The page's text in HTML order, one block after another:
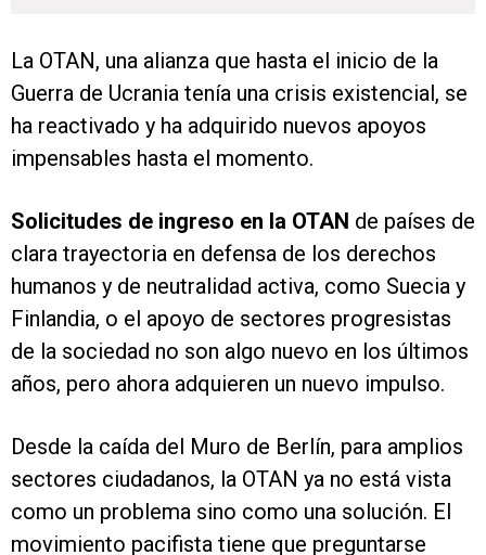
La OTAN, una alianza que hasta el inicio de la
Guerra de Ucrania tenía una crisis existencial, se
ha reactivado y ha adquirido nuevos apoyos
impensables hasta el momento.
Solicitudes de ingreso en la OTAN de países de
clara trayectoria en defensa de los derechos
humanos y de neutralidad activa, como Suecia y
Finlandia, o el apoyo de sectores progresistas
de la sociedad no son algo nuevo en los últimos
años, pero ahora adquieren un nuevo impulso.
Desde la caída del Muro de Berlín, para amplios
sectores ciudadanos, la OTAN ya no está vista
como un problema sino como una solución. El
movimiento pacifista tiene que preguntarse